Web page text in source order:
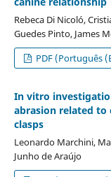
Rebeca Di Nicoló,
Guedes Pinto, James
PDF (Português
In vitro
abrasion related
clasps
Leonardo Marchini,
Junho de Araújo